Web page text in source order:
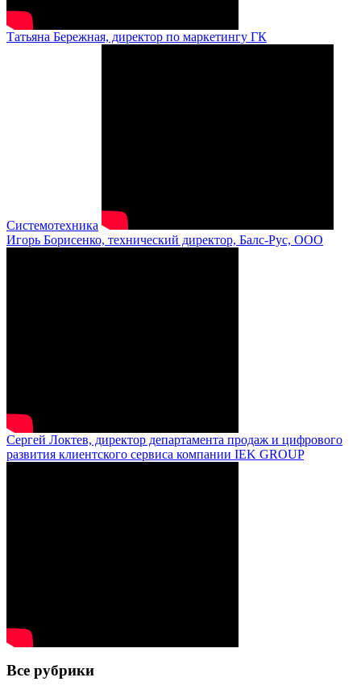
Татьяна Бережная, директор по маркетингу ГК
Системотехника
Игорь Борисенко, технический директор, Балс-Рус, ООО
Сергей Локтев, директор департамента продаж и цифрового
развития клиентского сервиса компании IEK GROUP
Все рубрики